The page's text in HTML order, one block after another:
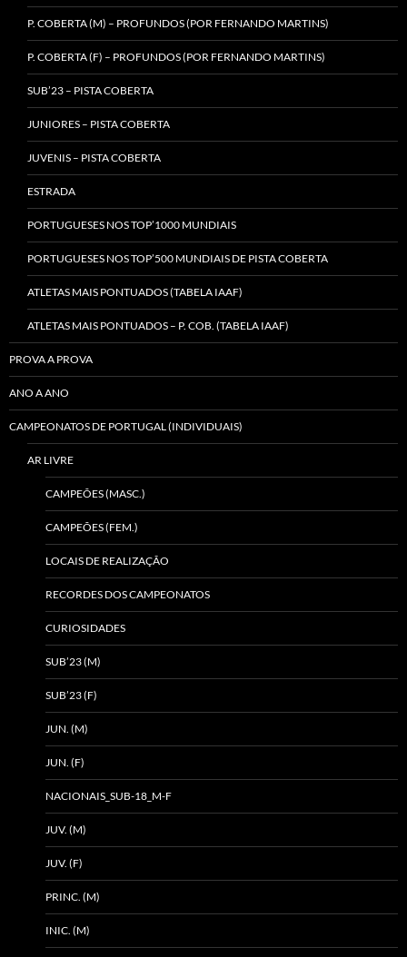
P. COBERTA (M) – PROFUNDOS (POR FERNANDO MARTINS)
P. COBERTA (F) – PROFUNDOS (POR FERNANDO MARTINS)
SUB’23 – PISTA COBERTA
JUNIORES – PISTA COBERTA
JUVENIS – PISTA COBERTA
ESTRADA
PORTUGUESES NOS TOP’1000 MUNDIAIS
PORTUGUESES NOS TOP’500 MUNDIAIS DE PISTA COBERTA
ATLETAS MAIS PONTUADOS (TABELA IAAF)
ATLETAS MAIS PONTUADOS – P. COB. (TABELA IAAF)
PROVA A PROVA
ANO A ANO
CAMPEONATOS DE PORTUGAL (INDIVIDUAIS)
AR LIVRE
CAMPEÕES (MASC.)
CAMPEÕES (FEM.)
LOCAIS DE REALIZAÇÃO
RECORDES DOS CAMPEONATOS
CURIOSIDADES
SUB’23 (M)
SUB’23 (F)
JUN. (M)
JUN. (F)
NACIONAIS_SUB-18_M-F
JUV. (M)
JUV. (F)
PRINC. (M)
INIC. (M)